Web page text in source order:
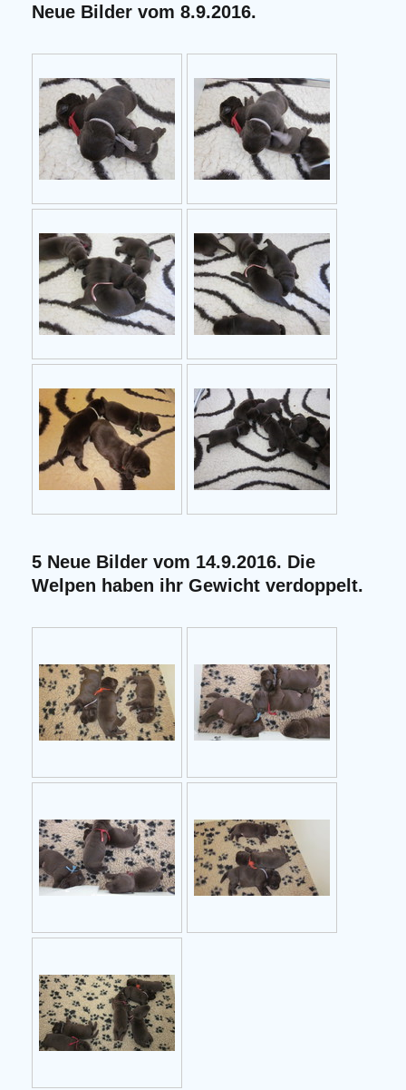
Neue Bilder vom 8.9.2016.
5 Neue Bilder vom 14.9.2016. Die
Welpen haben ihr Gewicht verdoppelt.